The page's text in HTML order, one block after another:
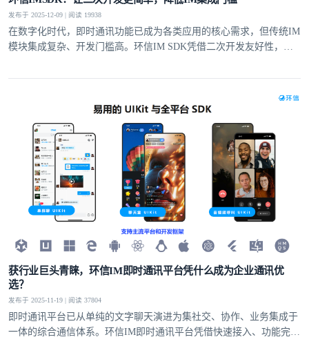
发布于 2025-12-09 | 阅读 19938
在数字化时代，即时通讯功能已成为各类应用的核心需求，但传统IM
模块集成复杂、开发门槛高。环信IM SDK凭借二次开发友好性，通
验的开发者，也能快速实现单聊、群聊、富媒体消息等功能，大幅降
获行业巨头青睐，环信IM即时通讯平台凭什么成为企业通讯优
选？
发布于 2025-11-19 | 阅读 37804
即时通讯平台已从单纯的文字聊天演进为集社交、协作、业务集成于
一体的综合通信体系。环信IM即时通讯平台凭借快速接入、功能完